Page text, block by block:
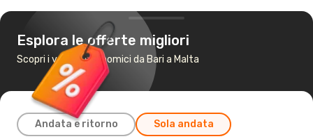
Esplora le offerte migliori
Scopri i voli più economici da Bari a Malta
Andata e ritorno Sola andata